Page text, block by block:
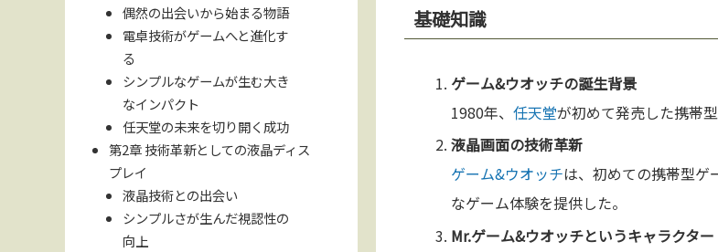
基礎知識
ゲーム&ウオッチの誕生背景
1980年、任天堂が初めて発売した携帯
液晶画面の技術革新
ゲーム&ウオッチは、初めての携帯型ゲ
なゲーム体験を提供した。
Mr.ゲーム&ウオッチというキャラクター
偶然の出会いから始まる物語
電卓技術がゲームへと進化す
る
シンプルなゲームが生む大き
なインパクト
任天堂の未来を切り開く成功
第2章 技術革新としての液晶ディス
プレイ
液晶技術との出会い
シンプルさが生んだ視認性の
向上